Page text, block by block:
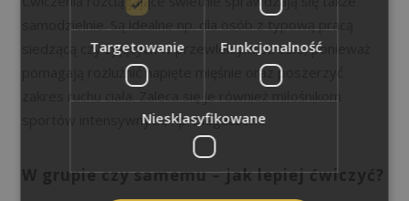
samodzielnie. Są idealne np. dla osób z typową pracą
siedzącą czy żyjących w przewlekłym stresie, ponieważ
pomagają rozluźnić napięte mięśnie oraz poszerzyć
zakres ruchu ciała. Zaleca się je również miłośnikom
sportów intensywnych, np. biegaczom.
W grupie czy samemu – jak lepiej ćwiczyć?
Targetowanie Funkcjonalność
Niesklasyfikowane